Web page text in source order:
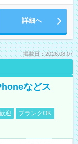
詳細へ
掲載日：2026.08.07
などス
迎
ブランクOK